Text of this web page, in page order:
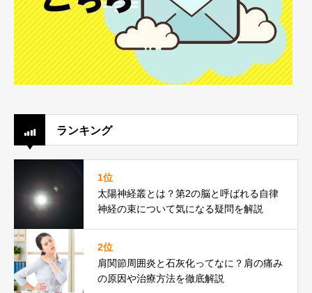
ランキング
1位
太陽神経叢とは？第2の脳と呼ばれる自律
神経の束について気になる疑問を解説
2位
肩関節周囲炎と石灰化ってなに？肩の痛み
の原因や治療方法を徹底解説